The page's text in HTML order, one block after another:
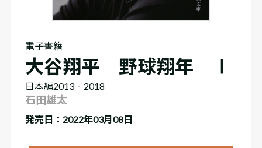
電子書籍
大谷翔平 野球翔年 Ⅰ
日本編2013‐2018
石田雄太
発売日：2022年03月08日